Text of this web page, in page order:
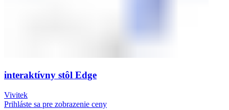
interaktívny stôl Edge
Vivitek
Prihláste sa pre zobrazenie ceny